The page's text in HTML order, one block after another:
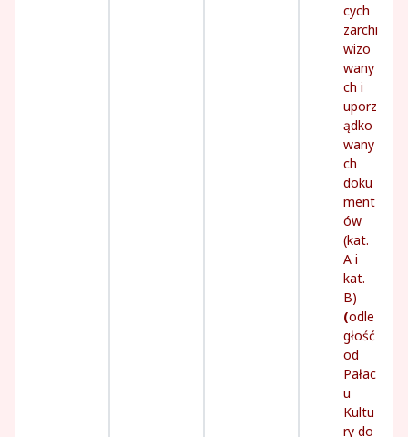
cych
zarchi
wizo
wany
ch i
uporz
ądko
wany
ch
doku
ment
ów
(kat.
A i
kat.
B)
(odle
głość
od
Pałac
u
Kultu
ry do